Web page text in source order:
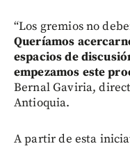
“Los gremios no
Queríamos
espacios de
empezamos este
Bernal Gaviria,
Antioquia.
A partir de esta